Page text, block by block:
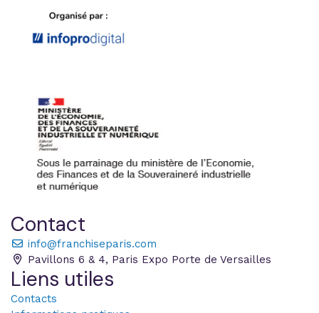
Contact
info@franchiseparis.com
Pavillons 6 & 4, Paris Expo Porte de Versailles
Liens utiles
Contacts